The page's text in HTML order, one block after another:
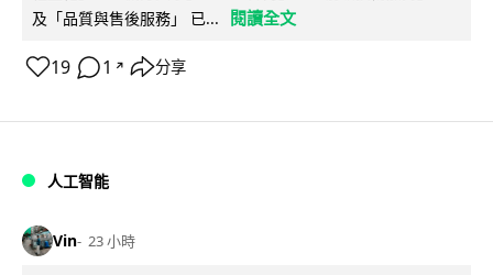
及「品質與售後服務」 已...
閱讀全文
19 1 ↗ 分享
人工智能
Vin 23 小時